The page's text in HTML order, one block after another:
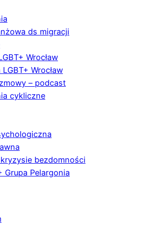
ds migracji
Wrocław
Wrocław
– podcast
cykliczne
bezdomności
Grupa Pelargonia